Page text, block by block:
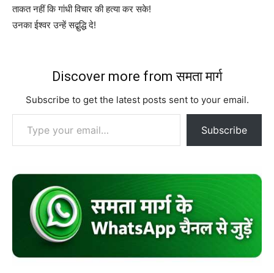
ताकत नहीं कि गांधी विचार की हत्या कर सके!
उनका ईश्वर उन्हें सद्बुद्धि दे!
Discover more from समता मार्ग
Subscribe to get the latest posts sent to your email.
Type your email…
Subscribe